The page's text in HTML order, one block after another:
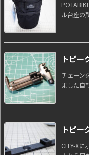
ル台座の
トピー
チェーン
ました自
トピー
CITY-X